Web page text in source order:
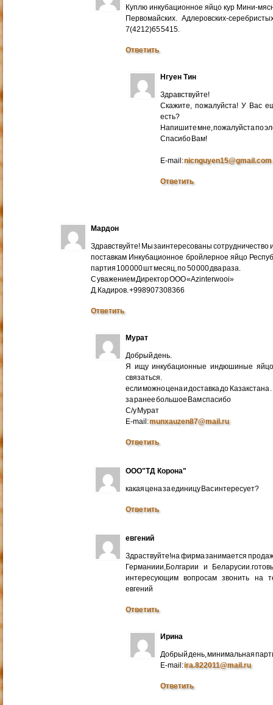
Куплю инкубационное яйцо кур Мини-
Первомайских. Адлеровских-
7(4212)65 5415.
Ответить
Нгуен Тин
Здравствуйте!
Скажите, пожалуйста! У Вас
есть?
Напишите мне, пожалуйста по
Cпасибо Вам!
E-mail:nicnguyen15@gmail.com
Ответить
Мардон
Здравствуйте! Мы заинтересованы сотрудничество
поставкам Инкубационное бройлерное яйцо
партия 100 000 шт месяц, по 50 000 два раза.
С уважением Директор ООО «Azinterwooi»
Д.Кадиров. +998907308366
Ответить
Мурат
Добрый день.
Я ищу инкубационные индюшиные
связаться.
если можно цена и доставка до Казакстана .
за ранее большое Вам спасибо
С/у Мурат
E-mail:munxauzen87@mail.ru
Ответить
ООО"ТД Корона"
какая цена за единицу Вас интересует?
Ответить
евгений
Здраствуйте!на фирма занимается
Германиии,Болгарии и
интересующим вопросам звонить на
евгений
Ответить
Ирина
Добрый день, минимальная
E-mail:ira.822011@mail.ru
Ответить